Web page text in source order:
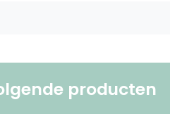
producten